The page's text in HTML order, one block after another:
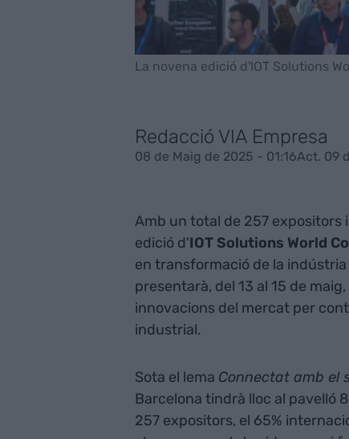
La novena edició d'IOT Solutions
Redacció VIA Empresa
08 de Maig de 2025 - 01:16Act. 09
Amb un total de 257 expositors
edició d'IOT Solutions World
en transformació de la
presentarà, del 13 al 15 de
innovacions del mercat per
industrial.
Sota el lema Connectat amb el
Barcelona tindrà lloc al pavelló
257 expositors, el 65%